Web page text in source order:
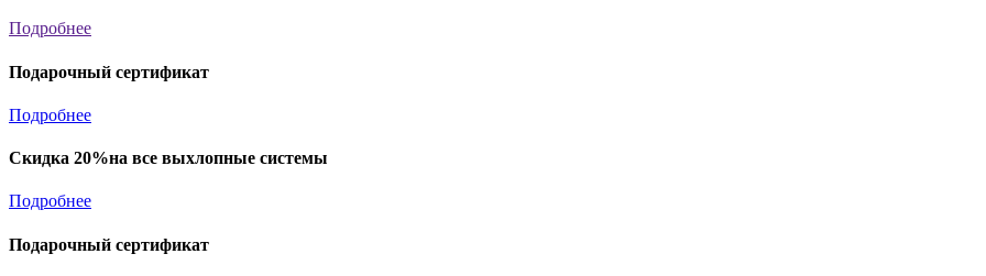
Подробнее
Подарочный сертификат
Подробнее
Скидка 20%на все выхлопные системы
Подробнее
Подарочный сертификат